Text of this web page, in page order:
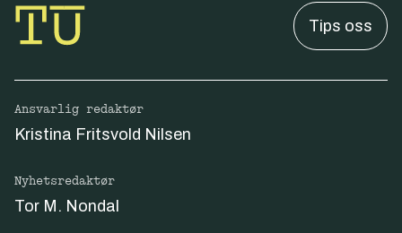
Tips oss
Ansvarlig redaktør
Kristina Fritsvold Nilsen
Nyhetsredaktør
Tor M. Nondal